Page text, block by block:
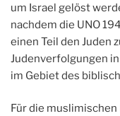
um Israel gelöst
nachdem die UNO
einen Teil den Juden
Judenverfolgungen
im Gebiet des
Für die